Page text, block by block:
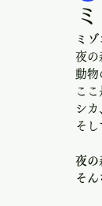
授業
ミ
夜の
動物
こ
シ
そし
夜の
そん